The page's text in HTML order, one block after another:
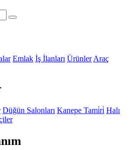
Emlak İş İlanları Ürünler Araç
Düğün Salonları Kanepe Tami̇ri̇ Halı